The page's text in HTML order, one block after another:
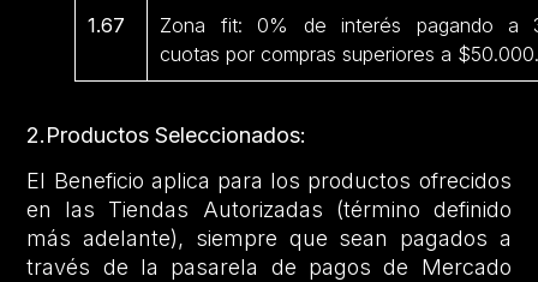
1.67
Zona fit: 0% de interés pagando a
cuotas por compras superiores a
2.Productos Seleccionados:
El Beneficio aplica para los productos ofrecidos
en las Tiendas Autorizadas (término definido
más adelante), siempre que sean pagados a
través de la pasarela de pagos de Mercado